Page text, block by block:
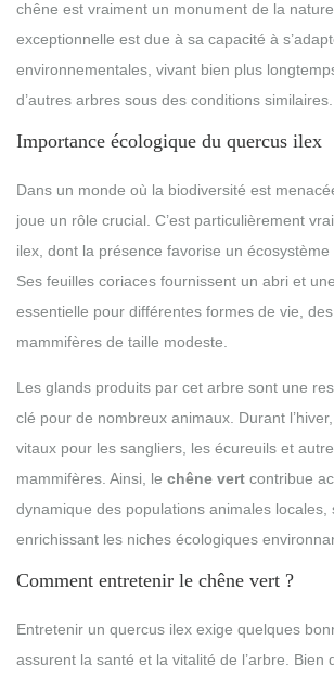
chêne est vraiment un monument de la
exceptionnelle est due à sa capacité à
environnementales, vivant bien plus
d’autres arbres sous des conditions similaires.
Importance écologique du quercus ilex
Dans un monde où la biodiversité est
joue un rôle crucial. C’est particulièrement
ilex, dont la présence favorise un écosystème
Ses feuilles coriaces fournissent un abri et
essentielle pour différentes formes de vie,
mammifères de taille modeste.
Les glands produits par cet arbre sont une
clé pour de nombreux animaux. Durant
vitaux pour les sangliers, les écureuils et
mammifères. Ainsi, le chêne vert contribue
dynamique des populations animales locales,
enrichissant les niches écologiques
Comment entretenir le chêne vert ?
Entretenir un quercus ilex exige quelques
assurent la santé et la vitalité de l’arbre. Bien